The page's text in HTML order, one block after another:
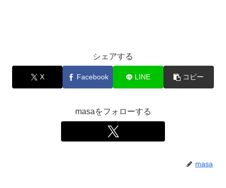
シェアする
X Facebook LINE コピー
masaをフォローする
masa